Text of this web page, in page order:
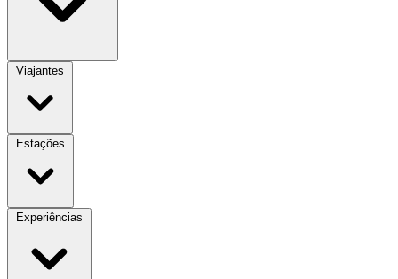
Viajantes
Estações
Experiências